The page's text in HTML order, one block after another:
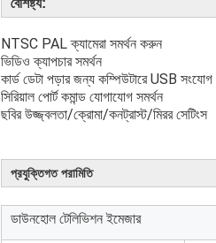
NTSC PAL ক্যামেরা সমর্থন করুন
ভিডিও ক্যাপচার সমর্থন
কার্ড ডেটা পড়ার জন্য কম্পিউটারে USB সংযোগ
সিরিয়াল পোর্ট কমান্ড যোগাযোগ সমর্থন
ছবির উজ্জ্বলতা/ক্রোমা/কনট্রাস্ট/মিরর সেটিংস
প্রযুক্তিগত পরামিতি
ডাউনহোল টেলিভিশন ইমেজার